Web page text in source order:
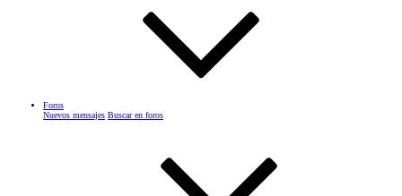
Foros
Nuevos mensajes Buscar en foros